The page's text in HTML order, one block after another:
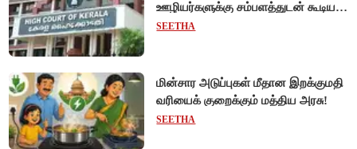
ஊழியர்களுக்கு சம்பளத்துடன் கூடிய
விடுப்பு - உயர்நீதிமன்றம் அதிரடி
SEETHA
மின்சார அடுப்புகள் மீதான இறக்குமதி
வரியைக் குறைக்கும் மத்திய அரசு!
SEETHA